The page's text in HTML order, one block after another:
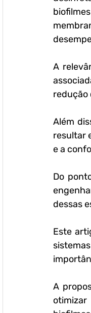
A
redução
Além
resultar
e a
Do
dessas
Este
A